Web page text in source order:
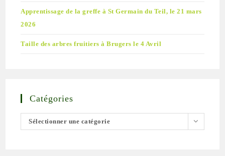
Apprentissage de la greffe à St Germain du Teil, le 21 mars
2026
Taille des arbres fruitiers à Brugers le 4 Avril
Catégories
Catégories
Sélectionner une catégorie